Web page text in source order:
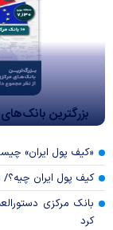
بزرگترین
«کیف پول ایران»
کیف پول ایران
بانک مرکزی
کرد